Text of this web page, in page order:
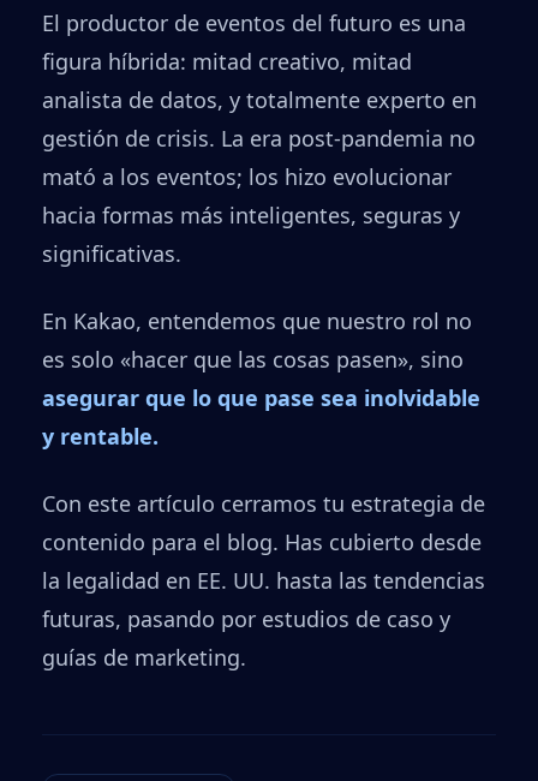
El productor de eventos del futuro es una
figura híbrida: mitad creativo, mitad
analista de datos, y totalmente experto en
gestión de crisis. La era post-pandemia no
mató a los eventos; los hizo evolucionar
hacia formas más inteligentes, seguras y
significativas.
En Kakao, entendemos que nuestro rol no
es solo «hacer que las cosas pasen», sino
asegurar que lo que pase sea inolvidable
y rentable.
Con este artículo cerramos tu estrategia de
contenido para el blog. Has cubierto desde
la legalidad en EE. UU. hasta las tendencias
futuras, pasando por estudios de caso y
guías de marketing.